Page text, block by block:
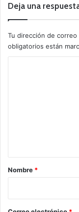
Deja una
Tu dirección de
obligatorios están
rNombre *